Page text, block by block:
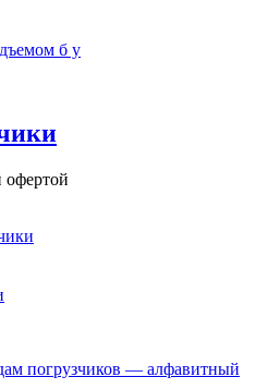
б у
офертой
погрузчиков — алфавитный